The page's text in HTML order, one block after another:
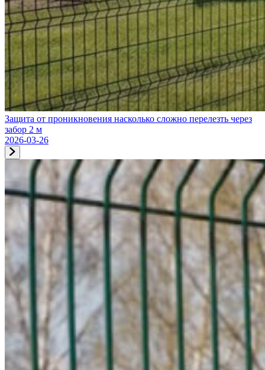
Защита от проникновения насколько сложно перелезть через
забор 2 м
2026-03-26